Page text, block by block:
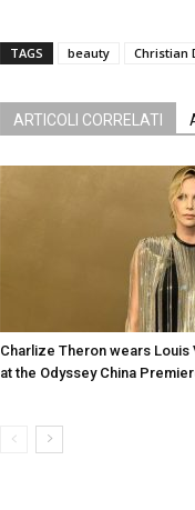
TAGS beauty Christian
ARTICOLI CORRELATI
Charlize Theron wears Louis
at the Odyssey China